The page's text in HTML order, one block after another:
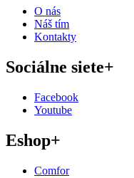
O nás
Náš tím
Kontakty
Sociálne siete+
Facebook
Youtube
Eshop+
Comfor